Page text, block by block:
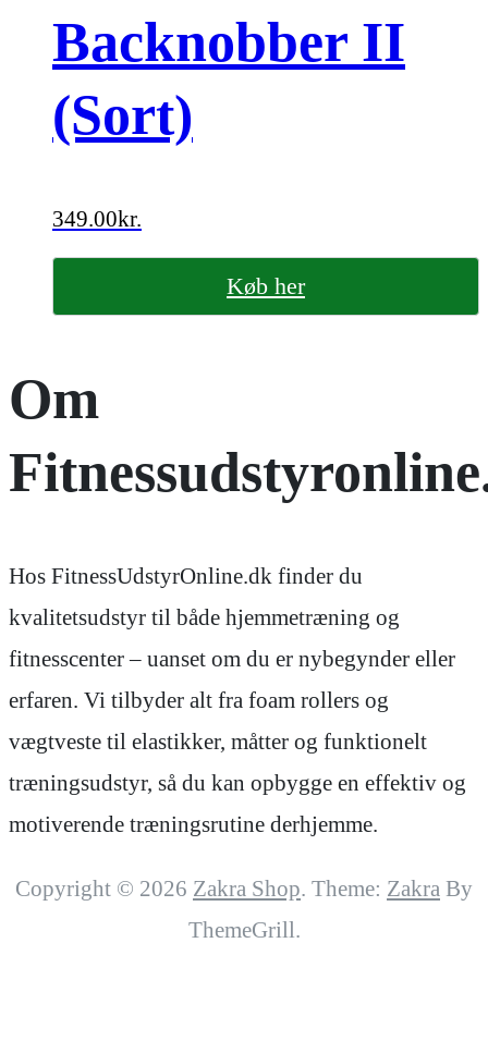
Backnobber II
(Sort)
349.00kr.
Køb her
Om
Hos FitnessUdstyrOnline.dk finder du
kvalitetsudstyr til både hjemmetræning og
fitnesscenter – uanset om du er nybegynder eller
erfaren. Vi tilbyder alt fra foam rollers og
vægtveste til elastikker, måtter og funktionelt
træningsudstyr, så du kan opbygge en effektiv og
motiverende træningsrutine derhjemme.
Copyright © 2026 Zakra Shop. Theme: Zakra By
ThemeGrill.